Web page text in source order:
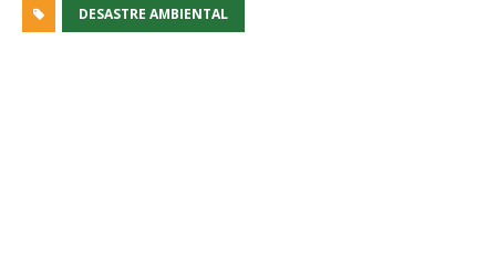
DESASTRE AMBIENTAL